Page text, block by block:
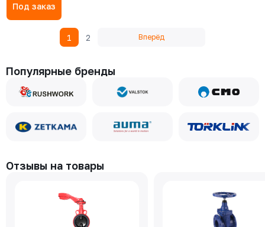
сигнализаторов конечных
Под заказ
1 2 Вперёд
Популярные бренды
Отзывы на товары